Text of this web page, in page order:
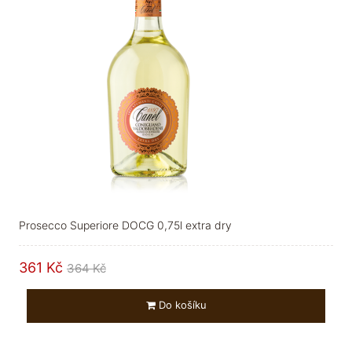
Prosecco Superiore DOCG 0,75l extra dry
361 Kč 364 Kč
Do košíku